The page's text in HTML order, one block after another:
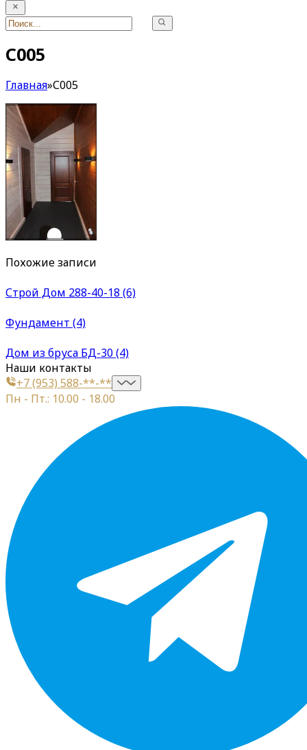
С005
Главная»С005
Похожие записи
Строй Дом 288-40-18 (6)
Фундамент (4)
Дом из бруса БД-30 (4)
Наши контакты
+7 (953) 588-**-**
Пн - Пт.: 10.00 - 18.00